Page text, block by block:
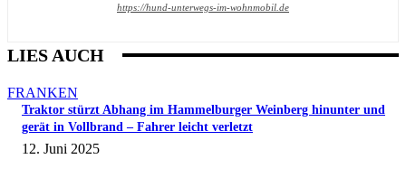
https://hund-unterwegs-im-wohnmobil.de
LIES AUCH
FRANKEN
Traktor stürzt Abhang im Hammelburger Weinberg hinunter und
gerät in Vollbrand – Fahrer leicht verletzt
12. Juni 2025